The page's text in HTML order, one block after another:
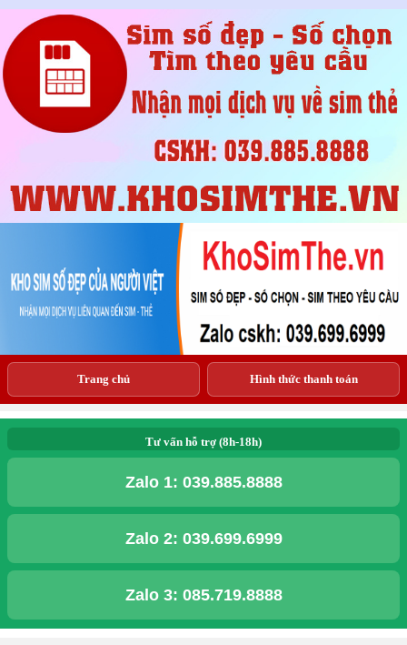
Trang chủ Hình thức thanh toán
Tư vấn hỗ trợ (8h-18h)
Zalo 1: 039.885.8888
Zalo 2: 039.699.6999
Zalo 3: 085.719.8888